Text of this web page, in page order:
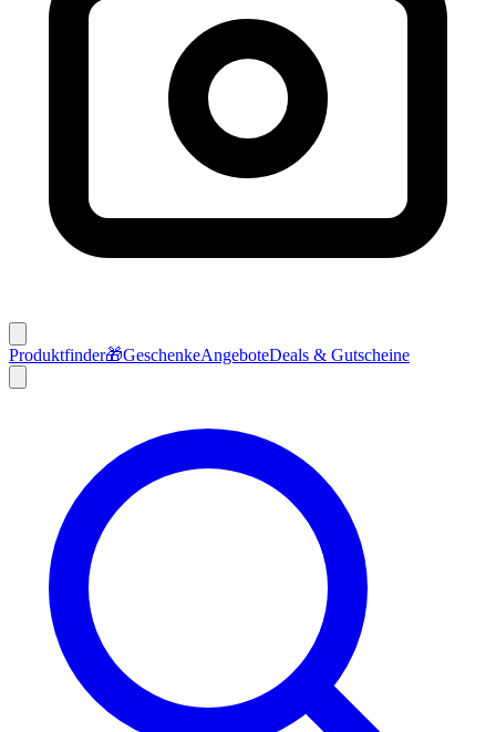
Produktfinder🎁GeschenkeAngeboteDeals & Gutscheine